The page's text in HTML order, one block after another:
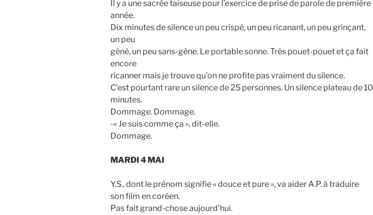
Il y a une sacrée taiseuse pour l’exercice de prise de parole de première
année.
Dix minutes de silence un peu crispé, un peu ricanant, un peu grinçant,
un peu
gêné, un peu sans-gêne. Le portable sonne. Très pouet-pouet et ça fait
encore
ricanner mais je trouve qu’on ne profite pas vraiment du silence.
C’est pourtant rare un silence de 25 personnes. Un silence plateau de 10
minutes.
Dommage. Dommage.
-« Je suis comme ça », dit-elle.
Dommage.
MARDI 4 MAI
Y.S., dont le prénom signifie « douce et pure », va aider A.P. à traduire
son film en coréen.
Pas fait grand-chose aujourd’hui.